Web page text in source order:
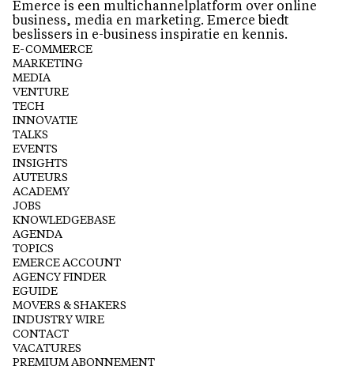
Emerce is een multichannelplatform over online
business, media en marketing. Emerce biedt
beslissers in e-business inspiratie en kennis.
E-COMMERCE
MARKETING
MEDIA
VENTURE
TECH
INNOVATIE
TALKS
EVENTS
INSIGHTS
AUTEURS
ACADEMY
JOBS
KNOWLEDGEBASE
AGENDA
TOPICS
EMERCE ACCOUNT
AGENCY FINDER
EGUIDE
MOVERS & SHAKERS
INDUSTRY WIRE
CONTACT
VACATURES
PREMIUM ABONNEMENT